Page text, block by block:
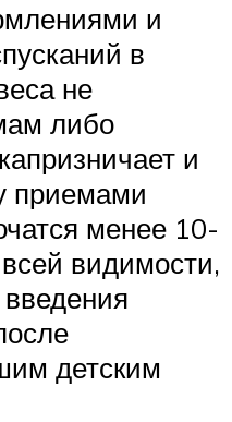
и
в
не
либо
и
приемами
менее 10-
видимости,
детским